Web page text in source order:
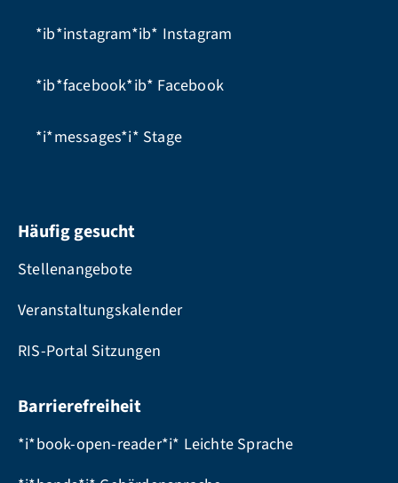
*ib*instagram*ib* Instagram
*ib*facebook*ib* Facebook
*i*messages*i* Stage
Häufig gesucht
Stellenangebote
Veranstaltungskalender
RIS-Portal Sitzungen
Barrierefreiheit
*i*book-open-reader*i* Leichte Sprache